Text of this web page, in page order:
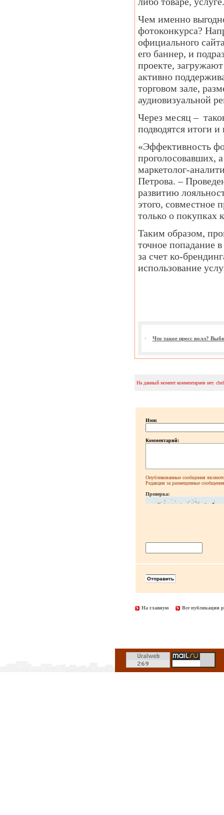
Чем именно
фотоконкурса?
официального
его баннер, и
проекте,
активно
торговом зале,
аудиовизуальной
Через месяц –
подводятся итоги
«Эффективность
проголосовавших,
маркетолог-
Петрова. –
развитию
этого, совместное
только о покупках
Таким образом,
точное попадание
за счет ко-
использование
Что такое пресс волл?
На данный момент комментариев нет.
Имя:
Комментарий:
Опубликованные сообщения
Редакция за размещенные сообщения
Проверка:
На главную Все публикации